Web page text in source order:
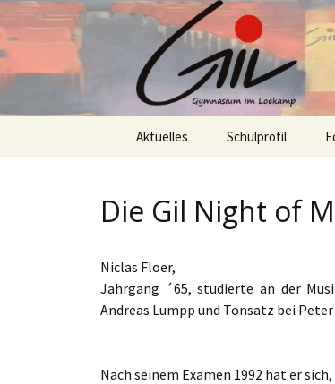
Aktuelles Schulprofil
Die Gil Night of
Niclas Floer,
Jahrgang ´65, studierte an der
Andreas Lumpp und Tonsatz bei
Nach seinem Examen 1992 hat er